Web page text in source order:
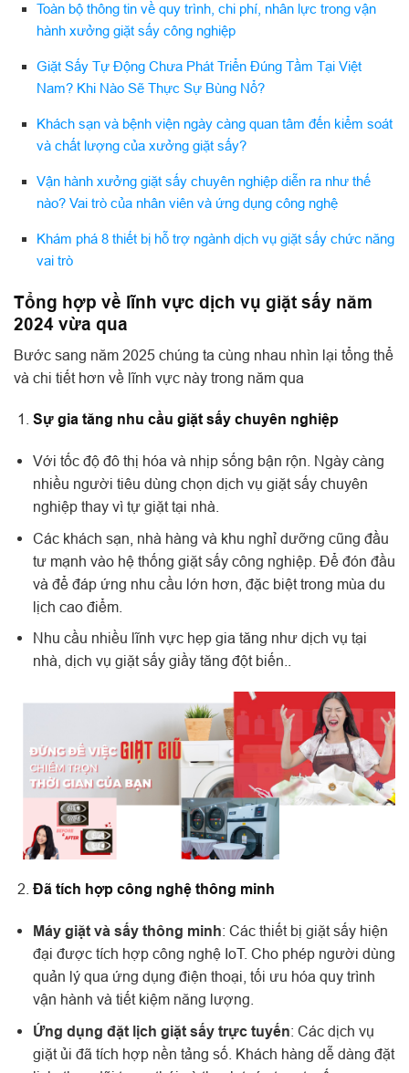
Toàn bộ thông tin về quy trình, chi phí, nhân lực trong vận
hành xưởng giặt sấy công nghiệp
Giặt Sấy Tự Động Chưa Phát Triển Đúng Tầm Tại Việt
Nam? Khi Nào Sẽ Thực Sự Bùng Nổ?
Khách sạn và bệnh viện ngày càng quan tâm đến kiểm soát
và chất lượng của xưởng giặt sấy?
Vận hành xưởng giặt sấy chuyên nghiệp diễn ra như thế
nào? Vai trò của nhân viên và ứng dụng công nghệ
Khám phá 8 thiết bị hỗ trợ ngành dịch vụ giặt sấy chức năng
vai trò
Tổng hợp về lĩnh vực dịch vụ giặt sấy năm
2024 vừa qua
Bước sang năm 2025 chúng ta cùng nhau nhìn lại tổng thể
và chi tiết hơn về lĩnh vực này trong năm qua
Sự gia tăng nhu cầu giặt sấy chuyên nghiệp
Với tốc độ đô thị hóa và nhịp sống bận rộn. Ngày càng
nhiều người tiêu dùng chọn dịch vụ giặt sấy chuyên
nghiệp thay vì tự giặt tại nhà.
Các khách sạn, nhà hàng và khu nghỉ dưỡng cũng đầu
tư mạnh vào hệ thống giặt sấy công nghiệp. Để đón đầu
và để đáp ứng nhu cầu lớn hơn, đặc biệt trong mùa du
lịch cao điểm.
Nhu cầu nhiều lĩnh vực hẹp gia tăng như dịch vụ tại
nhà, dịch vụ giặt sấy giầy tăng đột biến..
Đã tích hợp công nghệ thông minh
Máy giặt và sấy thông minh: Các thiết bị giặt sấy hiện
đại được tích hợp công nghệ IoT. Cho phép người dùng
quản lý qua ứng dụng điện thoại, tối ưu hóa quy trình
vận hành và tiết kiệm năng lượng.
Ứng dụng đặt lịch giặt sấy trực tuyến: Các dịch vụ
giặt ủi đã tích hợp nền tảng số. Khách hàng dễ dàng đặt